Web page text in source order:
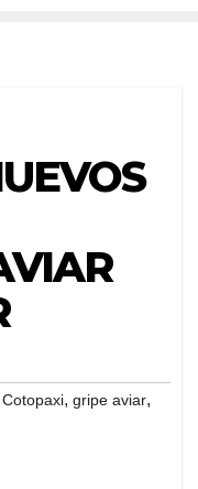
Cotopaxi, gripe aviar,